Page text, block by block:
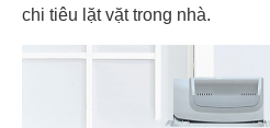
chi tiêu lặt vặt trong nhà.